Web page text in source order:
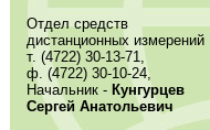
Отдел средств
дистанционных измерений
т. (4722) 30-13-71,
ф. (4722) 30-10-24,
Начальник - Кунгурцев
Сергей Анатольевич